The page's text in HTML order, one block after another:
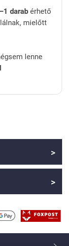
darab érhető
mielőtt
lenne
>
>